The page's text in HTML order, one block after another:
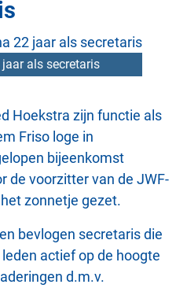
als secretaris
Hoekstra zijn functie als
Friso loge in
bijeenkomst
de voorzitter van de JWF-
zonnetje gezet.
bevlogen secretaris die
actief op de hoogte
d.m.v.